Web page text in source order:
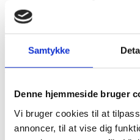
Samtykke
Denne hjemmeside bruger
Vi bruger cookies til at
annoncer, til at vise dig
Kommunen kan anmode om en
Logiværtserklæring
hvis muligt.